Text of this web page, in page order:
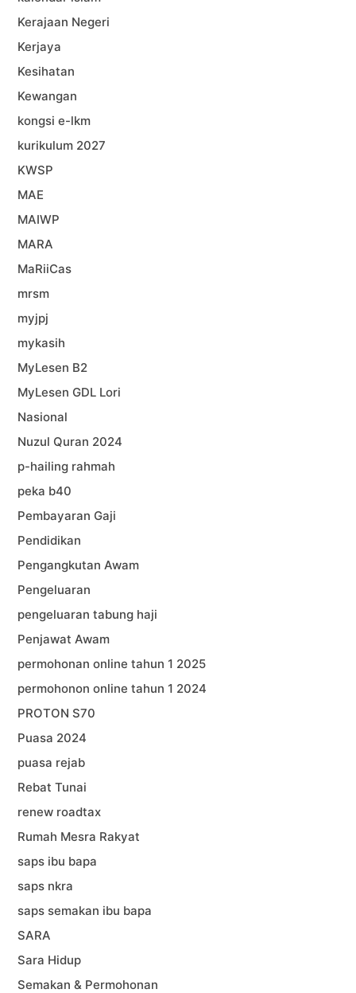
Kerajaan Negeri
Kerjaya
Kesihatan
Kewangan
kongsi e-lkm
kurikulum 2027
KWSP
MAE
MAIWP
MARA
MaRiiCas
mrsm
myjpj
mykasih
MyLesen B2
MyLesen GDL Lori
Nasional
Nuzul Quran 2024
p-hailing rahmah
peka b40
Pembayaran Gaji
Pendidikan
Pengangkutan Awam
Pengeluaran
pengeluaran tabung haji
Penjawat Awam
permohonan online tahun 1 2025
permohonon online tahun 1 2024
PROTON S70
Puasa 2024
puasa rejab
Rebat Tunai
renew roadtax
Rumah Mesra Rakyat
saps ibu bapa
saps nkra
saps semakan ibu bapa
SARA
Sara Hidup
Semakan & Permohonan